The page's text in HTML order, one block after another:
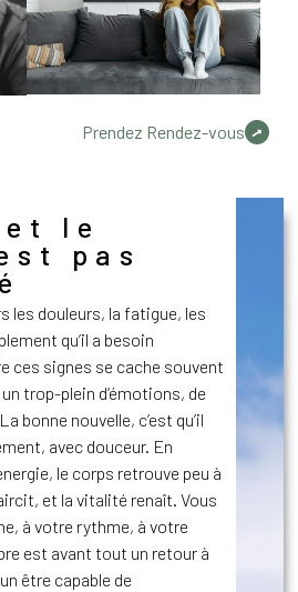
Prendez Rendez-vous
le
pas
les douleurs, la fatigue, les
qu’il a besoin
ces signes se cache souvent
trop-plein d’émotions, de
bonne nouvelle, c’est qu’il
avec douceur. En
le corps retrouve peu à
et la vitalité renaît. Vous
à votre rythme, à votre
est avant tout un retour à
être capable de